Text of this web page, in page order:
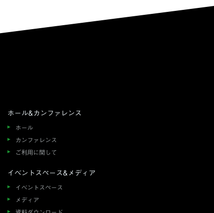
ホール&カンファレンス
ホール
カンファレンス
ご利用に関して
イベントスペース&メディア
イベントスペース
メディア